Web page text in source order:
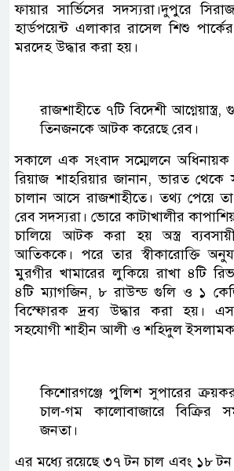
ফায়ার সার্ভিসের সদস্যরা।দুপুরে
হার্ডপয়েন্ট এলাকার রাসেল শিশু
মরদেহ উদ্ধার করা হয়।
রাজশাহীতে ৭টি বিদেশী
তিনজনকে আটক করেছে রেব।
সকালে এক সংবাদ সম্মেলনে অধিনায়ক
রিয়াজ শাহরিয়ার জানান, ভারত থেকে
চালান আসে রাজশাহীতে। তথ্য পেয়ে তা
রেব সদস্যরা। ভোরে কাটাখালীর
চালিয়ে আটক করা হয় অস্ত্র
আতিককে। পরে তার স্বীকারোক্তি
মুরগীর খামারের লুকিয়ে রাখা ৪টি
৪টি ম্যাগজিন, ৮ রাউন্ড গুলি ও ১
বিস্ফোরক দ্রব্য উদ্ধার করা হয়।
সহযোগী শাহীন আলী ও শহিদুল
কিশোরগঞ্জে পুলিশ সুপারের
চাল-গম কালোবাজারে
জনতা।
এর মধ্যে রয়েছে ৩৭ টন চাল এবং ১৮ টন